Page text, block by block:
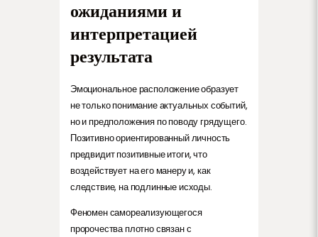
ожиданиями и
интерпретацией
результата
Эмоциональное расположение образует
не только понимание актуальных событий,
но и предположения по поводу грядущего.
Позитивно ориентированный личность
предвидит позитивные итоги, что
воздействует на его манеру и, как
следствие, на подлинные исходы.
Феномен самореализующегося
пророчества плотно связан с